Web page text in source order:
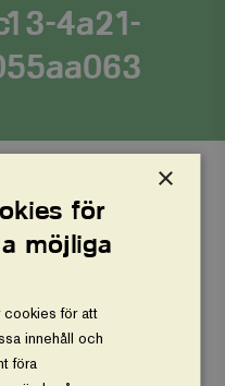
4a21-
×
för
möjliga
cookies för att
innehåll och
föra